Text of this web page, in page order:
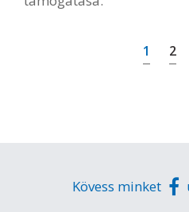
1 2
Kövess minket